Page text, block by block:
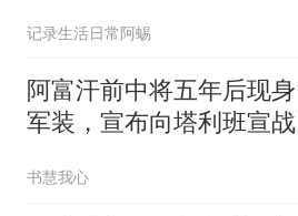
记录生活日常阿蜴
阿富汗前中将五年后现身
军装，宣布向塔利班宣战
书慧我心